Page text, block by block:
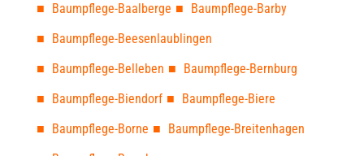
Baumpflege-Baalberge
Baumpflege-Barby
Baumpflege-Beesenlaublingen
Baumpflege-Belleben
Baumpflege-Bernburg
Baumpflege-Biendorf
Baumpflege-Biere
Baumpflege-Borne
Baumpflege-Breitenhagen